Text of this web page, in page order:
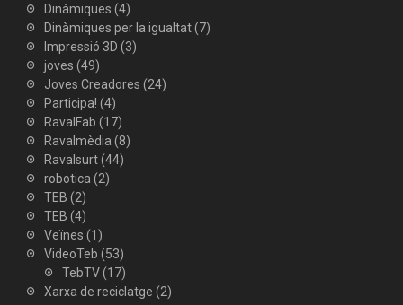
Dinàmiques (4)
Dinàmiques per la igualtat(7)
Impressió 3D (3)
joves (49)
Joves Creadores (24)
Participa! (4)
RavalFab (17)
Ravalmèdia (8)
Ravalsurt(44)
robotica (2)
TEB (2)
TEB (4)
Veïnes (1)
VideoTeb (53)
TebTV(17)
Xarxa de reciclatge (2)